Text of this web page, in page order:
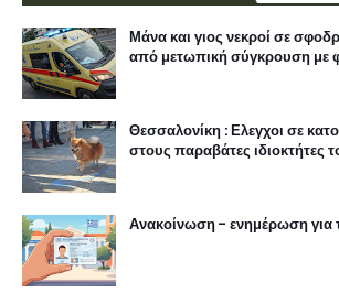
Μάνα και γιος νεκροί σε
από μετωπική σύγκρουση με
Θεσσαλονίκη : Ελεγχοι σε
στους παραβάτες ιδιοκτήτες
Ανακοίνωση - ενημέρωση για